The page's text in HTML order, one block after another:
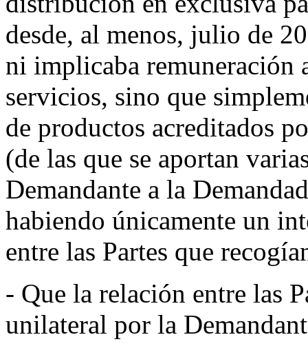
desde, al menos, julio de
ni implicaba remuneración
servicios, sino que
de productos acreditados
(de las que se aportan
Demandante a la
habiendo únicamente un
entre las Partes que
- Que la relación entre las
unilateral por la